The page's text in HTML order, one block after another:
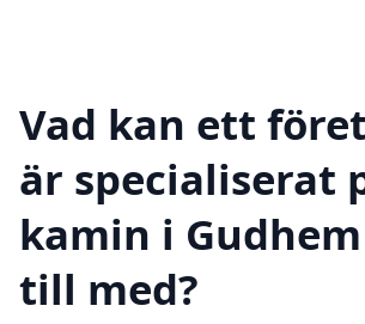
Vad kan ett
är specialiserat
kamin i
till med?